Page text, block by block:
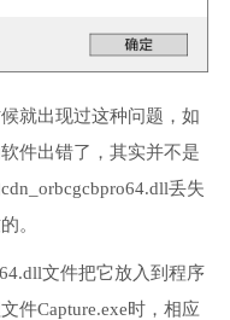
就出现过这种问题，如
件出错了，其实并不是
丢失
。
文件把它放入到程序
件Capture.exe时，相应